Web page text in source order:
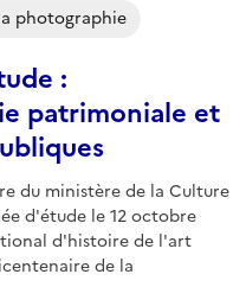
:
patrimoniale et
du ministère de la Culture
d'étude le 12 octobre
d'histoire de l'art
de la
photographie